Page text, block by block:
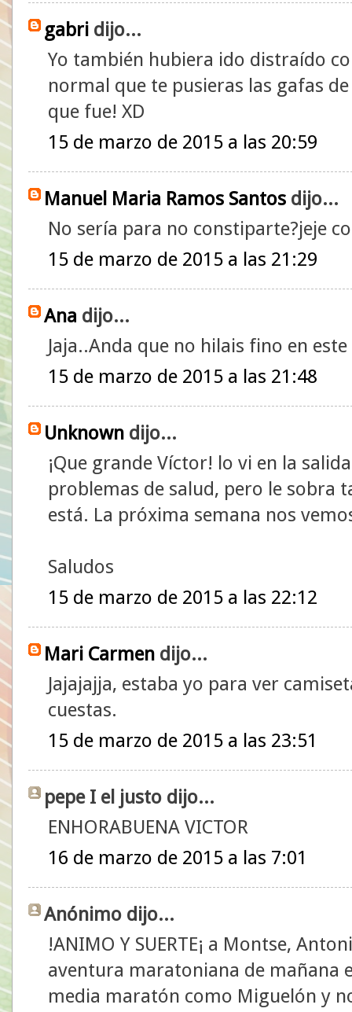
gabri dijo...
Yo también hubiera ido distraído
normal que te pusieras las gafas
que fue! XD
15 de marzo de 2015 a las 20:59
Manuel Maria Ramos Santos dijo...
No sería para no constiparte?jeje
15 de marzo de 2015 a las 21:29
Ana dijo...
Jaja..Anda que no hilais fino en
15 de marzo de 2015 a las 21:48
Unknown dijo...
¡Que grande Víctor! lo vi en la
problemas de salud, pero le sobra
está. La próxima semana nos
Saludos
15 de marzo de 2015 a las 22:12
Mari Carmen dijo...
Jajajajja, estaba yo para ver
cuestas.
15 de marzo de 2015 a las 23:51
pepe I el justo dijo...
ENHORABUENA VICTOR
16 de marzo de 2015 a las 7:01
Anónimo dijo...
!ANIMO Y SUERTE¡ a Montse,
aventura maratoniana de mañana
media maratón como Miguelón y